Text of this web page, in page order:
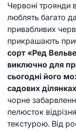
Червоні
люблять багато
привабливих
прикрашають
сорт «Ред
виключно для
сьогодні його
садових
чорне
пелюсток
текстурою. Від